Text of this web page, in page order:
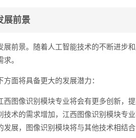
展前景
前景。随着人工智能技术的不断进步
。
面将具备更大的发展潜力：
西图像识别模块专业将会有更多创新，
技术的需求增加，江西图像识别模块专
发展，图像识别模块将与其他技术相结